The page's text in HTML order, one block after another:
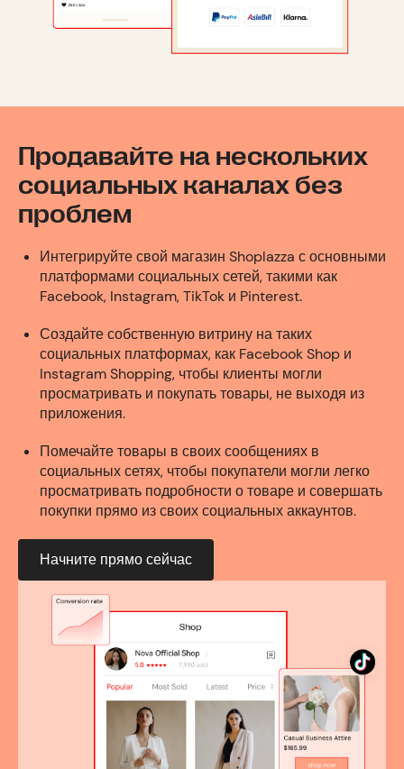
Продавайте на нескольких
социальных каналах без
проблем
Интегрируйте свой магазин Shoplazza с основными
платформами социальных сетей, такими как
Facebook, Instagram, TikTok и Pinterest.
Создайте собственную витрину на таких
социальных платформах, как Facebook Shop и
Instagram Shopping, чтобы клиенты могли
просматривать и покупать товары, не выходя из
приложения.
Помечайте товары в своих сообщениях в
социальных сетях, чтобы покупатели могли легко
просматривать подробности о товаре и совершать
покупки прямо из своих социальных аккаунтов.
Начните прямо сейчас